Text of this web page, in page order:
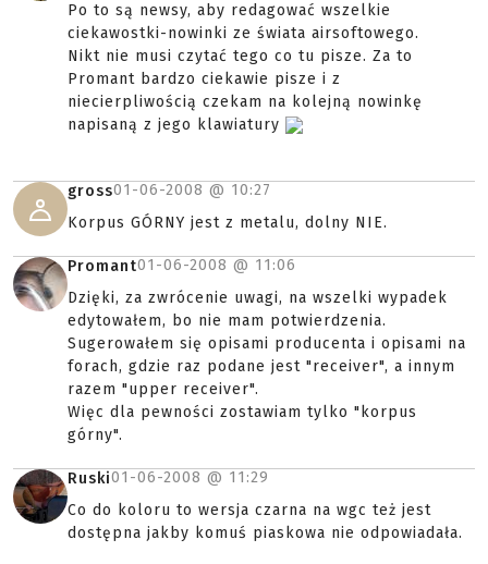
Po to są newsy, aby redagować wszelkie
ciekawostki-nowinki ze świata airsoftowego.
Nikt nie musi czytać tego co tu pisze. Za to
Promant bardzo ciekawie pisze i z
niecierpliwością czekam na kolejną nowinkę
napisaną z jego klawiatury
gross01-06-2008 @ 10:27
Korpus GÓRNY jest z metalu, dolny NIE.
Promant01-06-2008 @ 11:06
Dzięki, za zwrócenie uwagi, na wszelki wypadek
edytowałem, bo nie mam potwierdzenia.
Sugerowałem się opisami producenta i opisami na
forach, gdzie raz podane jest "receiver", a innym
razem "upper receiver".
Więc dla pewności zostawiam tylko "korpus
górny".
Ruski01-06-2008 @ 11:29
Co do koloru to wersja czarna na wgc też jest
dostępna jakby komuś piaskowa nie odpowiadała.